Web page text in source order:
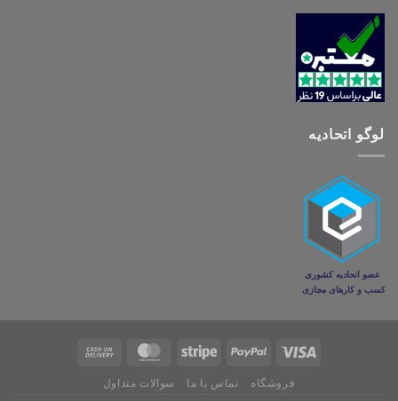
لوگو اتحادیه
فروشگاه تماس با ما سوالات متداول